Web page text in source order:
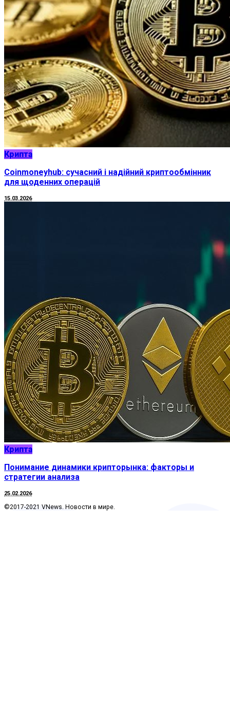
Крипта
Coinmoneyhub: сучасний і надійний криптообмінник
для щоденних операцій
15.03.2026
Крипта
Понимание динамики крипторынка: факторы и
стратегии анализа
25.02.2026
©2017-2021 VNews. Новости в мире.